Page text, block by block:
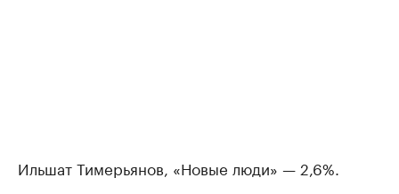
Ильшат Тимерьянов, «Новые люди» — 2,6%.